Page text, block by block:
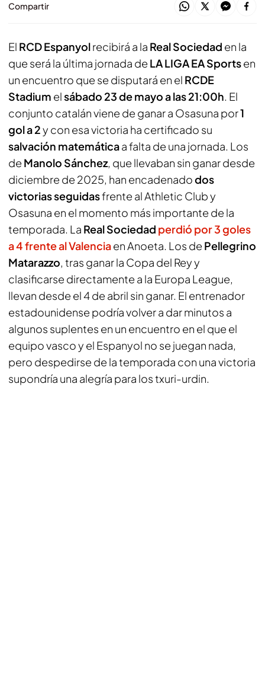
Compartir
El RCD Espanyolrecibirá a la Real Sociedad en la
que será la última jornada de LA LIGA EA Sportsen
un encuentro que se disputará en el RCDE
Stadium elsábado 23 de mayo a las 21:00h. El
conjunto catalán viene de ganar a Osasuna por1
gol a 2y con esa victoria ha certificado su
salvación matemáticaa falta de una jornada. Los
de Manolo Sánchez, que llevaban sin ganar desde
diciembre de 2025, han encadenadodos
victorias seguidasfrente al Athletic Club y
Osasuna en el momento más importante de la
temporada. La Real Sociedad perdió por 3 goles
a 4 frente al Valenciaen Anoeta. Los de Pellegrino
Matarazzo, tras ganar la Copa del Rey y
clasificarse directamente a la Europa League,
llevan desde el 4 de abril sin ganar. El entrenador
estadounidense podría volver a dar minutos a
algunos suplentes en un encuentro en el que el
equipo vasco y el Espanyol no se juegan nada,
pero despedirse de la temporada con una victoria
supondría una alegría para los txuri-urdin.